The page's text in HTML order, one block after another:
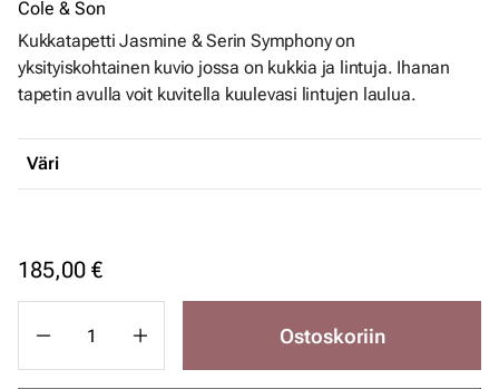
Cole & Son
Kukkatapetti Jasmine & Serin Symphony on
yksityiskohtainen kuvio jossa on kukkia ja lintuja. Ihanan
tapetin avulla voit kuvitella kuulevasi lintujen laulua.
Väri
185,00 €
Ostoskoriin